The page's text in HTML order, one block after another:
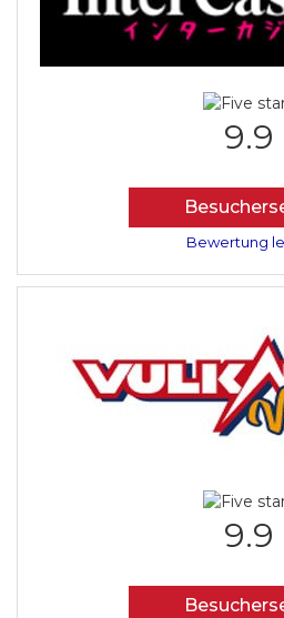
9.9
Bewertung
9.9